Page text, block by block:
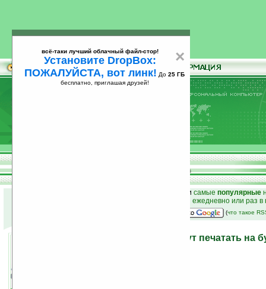
25
и самые популярные
на email ежедневно или раз
(что такое
Электронные схемы будут печатать на
×
всё-таки лучший облачный файл-стор!
Установите DropBox:
ПОЖАЛУЙСТА, вот линк! До 25 ГБ
бесплатно, приглашая друзей!